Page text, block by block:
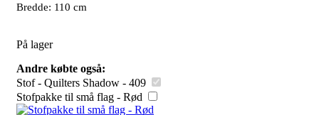
Bredde: 110 cm
På lager
Andre købte også:
Stof - Quilters Shadow - 409
Stofpakke til små flag - Rød